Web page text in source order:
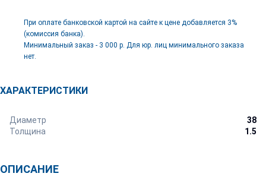
При оплате банковской картой на сайте к цене добавляется 3%
(комиссия банка).
Минимальный заказ - 3 000 р. Для юр. лиц минимального заказа
нет.
ХАРАКТЕРИСТИКИ
Диаметр
38
Толщина
1.5
ОПИСАНИЕ